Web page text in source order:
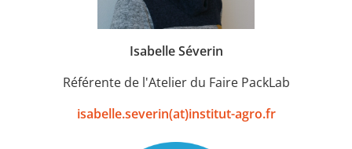
Isabelle Séverin
Référente de l'Atelier du Faire PackLab
isabelle.severin(at)institut-agro.fr